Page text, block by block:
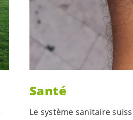
Santé
Le système sanitaire